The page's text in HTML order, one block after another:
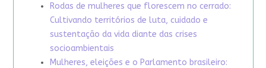
Rodas de mulheres que florescem no cerrado:
Cultivando territórios de luta, cuidado e
sustentação da vida diante das crises
socioambientais
Mulheres, eleições e o Parlamento brasileiro: